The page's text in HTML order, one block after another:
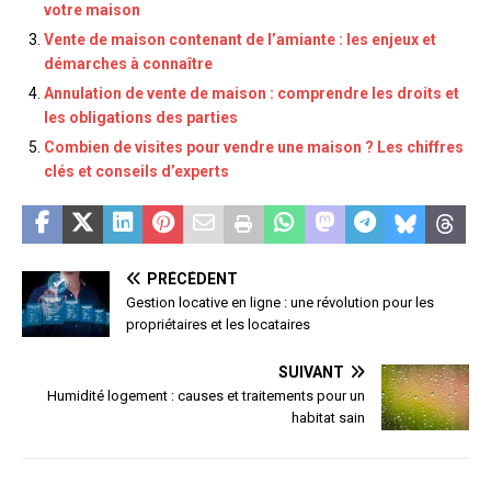
votre maison
Vente de maison contenant de l’amiante : les enjeux et
démarches à connaître
Annulation de vente de maison : comprendre les droits et
les obligations des parties
Combien de visites pour vendre une maison ? Les chiffres
clés et conseils d’experts
PRÉCÉDENT
Gestion locative en ligne : une révolution pour les
propriétaires et les locataires
SUIVANT
Humidité logement : causes et traitements pour un
habitat sain